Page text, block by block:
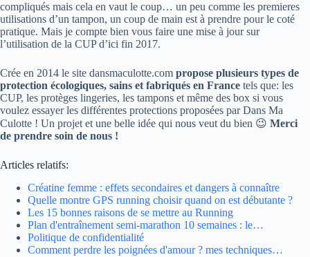
compliqués mais cela en vaut le coup… un peu comme les premieres
utilisations d’un tampon, un coup de main est à prendre pour le coté
pratique. Mais je compte bien vous faire une mise à jour sur
l’utilisation de la CUP d’ici fin 2017.
Crée en 2014 le site dansmaculotte.com propose plusieurs types de
protection écologiques, sains et fabriqués en France tels que: les
CUP, les protèges lingeries, les tampons et même des box si vous
voulez essayer les différentes protections proposées par Dans Ma
Culotte ! Un projet et une belle idée qui nous veut du bien 😉 Merci
de prendre soin de nous !
Articles relatifs:
Créatine femme : effets secondaires et dangers à connaître
Quelle montre GPS running choisir quand on est débutante ?
Les 15 bonnes raisons de se mettre au Running
Plan d'entraînement semi-marathon 10 semaines : le…
Politique de confidentialité
Comment perdre les poignées d'amour ? mes techniques…